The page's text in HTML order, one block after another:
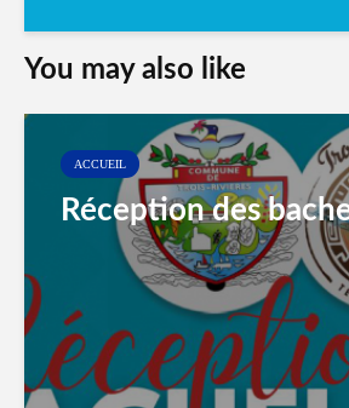
You may also like
ACCUEIL
Réception des